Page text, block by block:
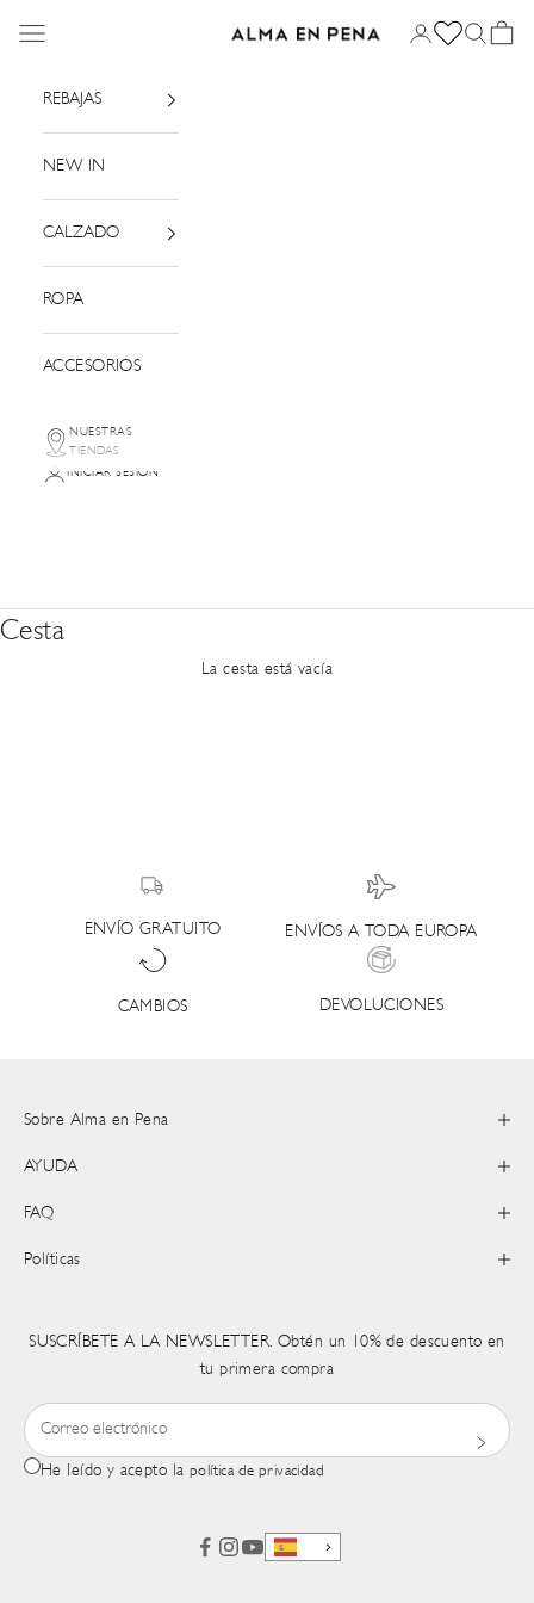
Alma en Pena
Menú Iniciar sesión
Buscar
Cesta
REBAJAS
NEW IN
CALZADO
ROPA
ACCESORIOS
NUESTRAS
TIENDAS
INICIAR SESIÓN
Cesta
La cesta está vacía
ENVÍO GRATUITO ENVÍOS A TODA EUROPA
CAMBIOS DEVOLUCIONES
Sobre Alma en Pena
AYUDA
FAQ
Políticas
SUSCRÍBETE A LA NEWSLETTER. Obtén un 10% de descuento en
tu primera compra
He leído y acepto la política de privacidad